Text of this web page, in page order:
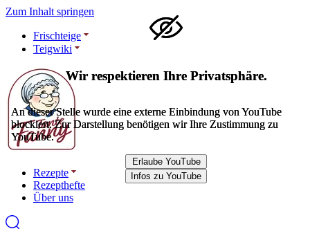
Zum Inhalt springen
Frischteige
Teigwiki
Rezepte
Rezepthefte
Über uns
Wir respektieren Ihre Privatsphäre.
An dieser Stelle wurde eine externe Einbindung von YouTube
blockiert. Zur Darstellung benötigen wir Ihre Zustimmung zu
YouTube.
Erlaube YouTube
Infos zu YouTube
Wir respektieren Ihre Privatsphäre.
An dieser Stelle wurde eine externe Einbindung von YouTube
blockiert. Zur Darstellung benötigen wir Ihre Zustimmung zu
YouTube.
Erlaube YouTube
Infos zu YouTube